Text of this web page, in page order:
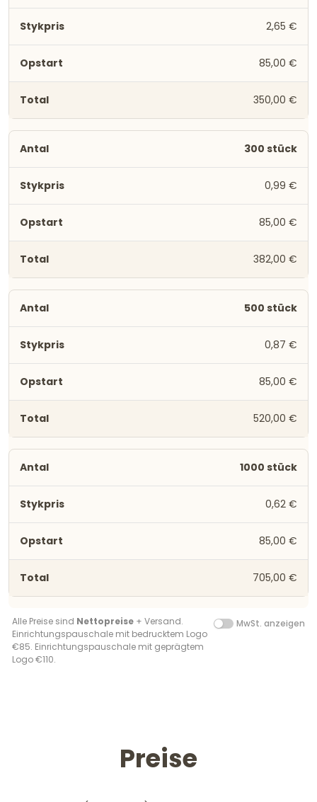
2,65 €
85,00 €
350,00 €
300 stück
0,99 €
85,00 €
382,00 €
500 stück
0,87 €
85,00 €
520,00 €
1000 stück
0,62 €
85,00 €
705,00 €
Alle Preise sind Nettopreise + Versand.
Einrichtungspauschale mit bedrucktem Logo
€85. Einrichtungspauschale mit geprägtem
Logo €110.
MwSt. anzeigen
Preise